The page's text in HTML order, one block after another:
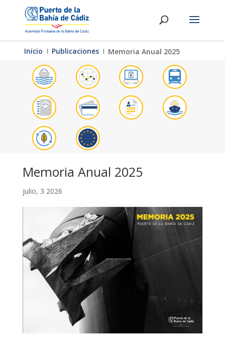
Inicio Ι Publicaciones Ι Memoria Anual 2025
Memoria Anual 2025
julio, 3 2026